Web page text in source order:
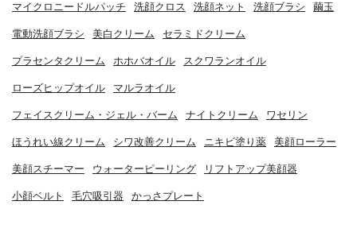
マイクロニードルパッチ 洗顔クロス 洗顔ネット 洗顔ブラシ 繭玉
電動洗顔ブラシ 美白クリーム セラミドクリーム
プラセンタクリーム ホホバオイル スクワランオイル
ローズヒップオイル マルラオイル
フェイスクリーム・ジェル・バーム ナイトクリーム ワセリン
ほうれい線クリーム シワ改善クリーム ニキビ塗り薬 美顔ローラー
美顔スチーマー ウォーターピーリング リフトアップ美顔器
小顔ベルト 毛穴吸引器 かっさプレート